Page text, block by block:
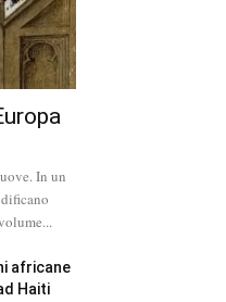
In un
africane
Haiti